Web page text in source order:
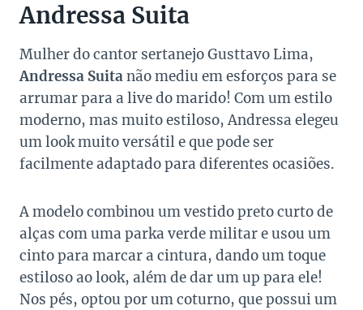
Andressa Suita
Mulher do cantor sertanejo Gusttavo Lima,
Andressa Suitanão mediu em esforços para se
arrumar para a live do marido! Com um estilo
moderno, mas muito estiloso, Andressa elegeu
um look muito versátil e que pode ser
facilmente adaptado para diferentes ocasiões.
A modelo combinou um vestido preto curto de
alças com uma parka verde militar e usou um
cinto para marcar a cintura, dando um toque
estiloso ao look, além de dar um up para ele!
Nos pés, optou por um coturno, que possui um